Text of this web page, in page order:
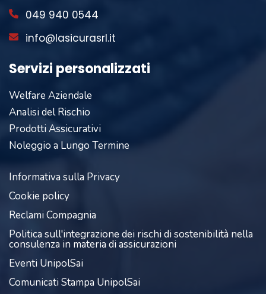
049 940 0544
info@lasicurasrl.it
Servizi personalizzati
Welfare Aziendale
Analisi del Rischio
Prodotti Assicurativi
Noleggio a Lungo Termine
Informativa sulla Privacy
Cookie policy
Reclami Compagnia
Politica sull'integrazione dei rischi di sostenibilità nella
consulenza in materia di assicurazioni
Eventi UnipolSai
Comunicati Stampa UnipolSai